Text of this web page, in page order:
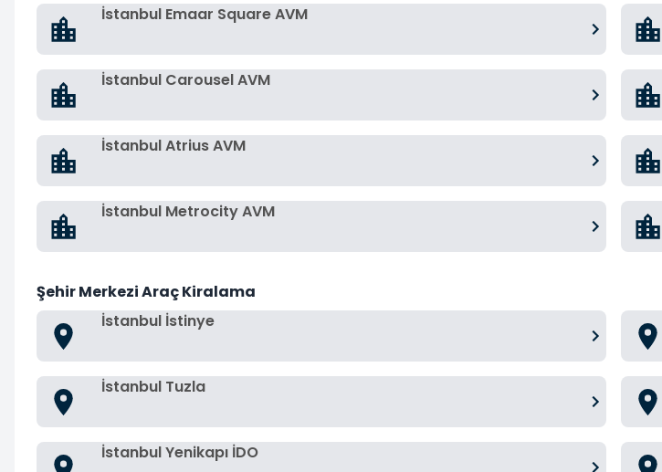
İstanbul Emaar Square AVM
İstanbul Carousel AVM
İstanbul Atrius AVM
İstanbul Metrocity AVM
Şehir Merkezi Araç Kiralama
İstanbul İstinye
İstanbul Tuzla
İstanbul Yenikapı İDO